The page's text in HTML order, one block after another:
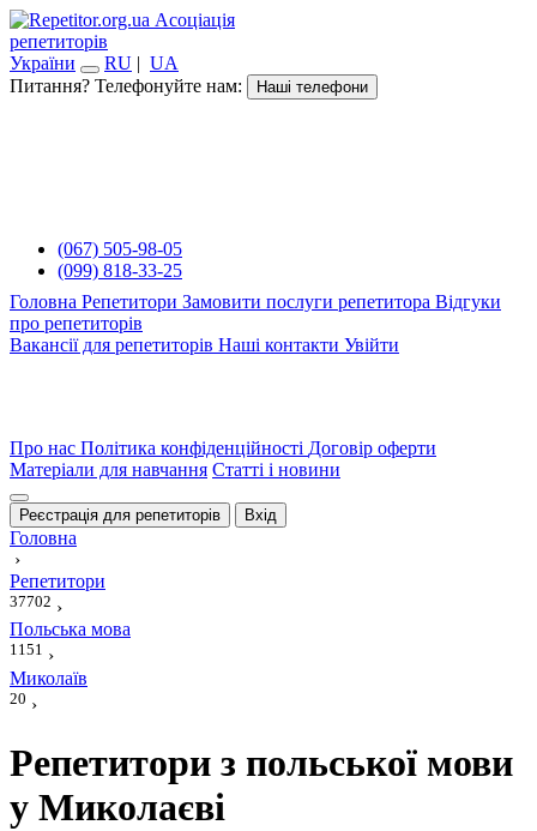
Асоціація
репетиторів
України
RU | UA
Питання? Телефонуйте нам:
Наші телефони
(067) 505-98-05
(099) 818-33-25
Головна Репетитори Замовити послуги репетитора Відгуки
про репетиторів
Вакансії для репетиторів Наші контакти Увійти
Про нас Політика конфіденційності Договір оферти
Матеріали для навчання Статті і новини
Реєстрація для репетиторів Вхід
Головна
›
Репетитори
37702 ›
Польська мова
1151 ›
Миколаїв
20 ›
Репетитори з польської мови
у Миколаєві